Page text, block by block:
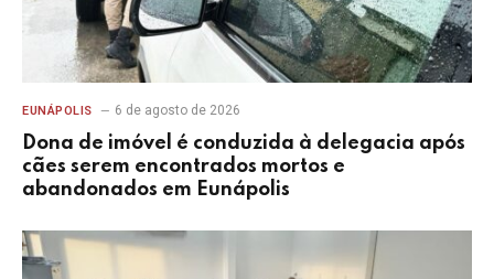
EUNÁPOLIS 6 de agosto de 2026
Dona de imóvel é conduzida à delegacia após
cães serem encontrados mortos e
abandonados em Eunápolis